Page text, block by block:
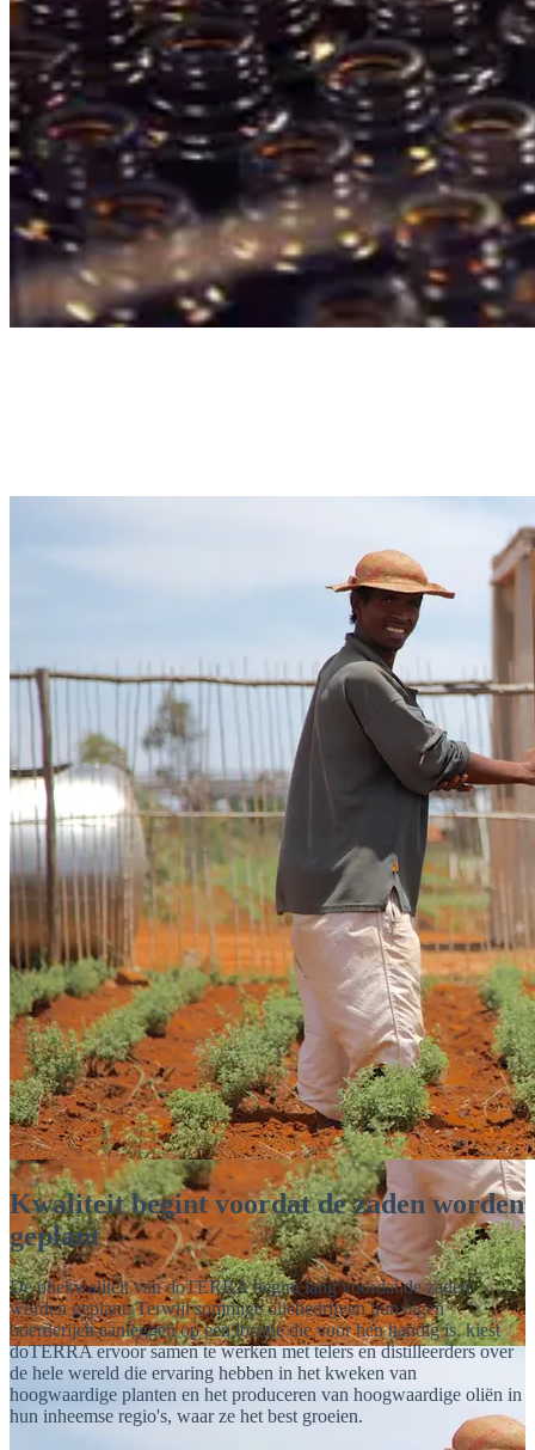
Kwaliteit begint voordat de zaden worden
geplant
De oliekwaliteit van doTERRA begint lang voordat de zaden
worden geplant. Terwijl sommige oliebedrijven hun eigen
boerderijen aanleggen op een locatie die voor hen handig is, kiest
doTERRA ervoor samen te werken met telers en distilleerders over
de hele wereld die ervaring hebben in het kweken van
hoogwaardige planten en het produceren van hoogwaardige oliën in
hun inheemse regio's, waar ze het best groeien.